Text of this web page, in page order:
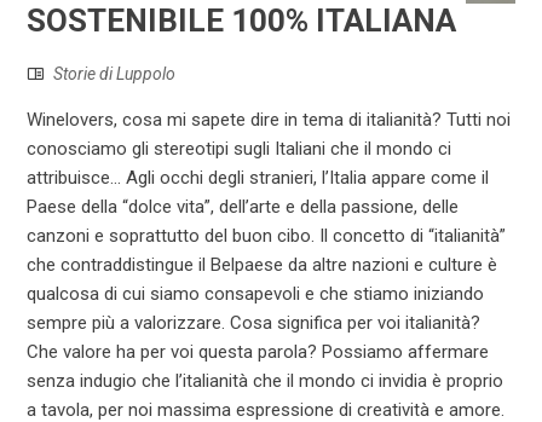
SOSTENIBILE 100% ITALIANA
Storie di Luppolo
Winelovers, cosa mi sapete dire in tema di italianità? Tutti noi
conosciamo gli stereotipi sugli Italiani che il mondo ci
attribuisce... Agli occhi degli stranieri, l’Italia appare come il
Paese della “dolce vita”, dell’arte e della passione, delle
canzoni e soprattutto del buon cibo. Il concetto di “italianità”
che contraddistingue il Belpaese da altre nazioni e culture è
qualcosa di cui siamo consapevoli e che stiamo iniziando
sempre più a valorizzare. Cosa significa per voi italianità?
Che valore ha per voi questa parola? Possiamo affermare
senza indugio che l’italianità che il mondo ci invidia è proprio
a tavola, per noi massima espressione di creatività e amore.